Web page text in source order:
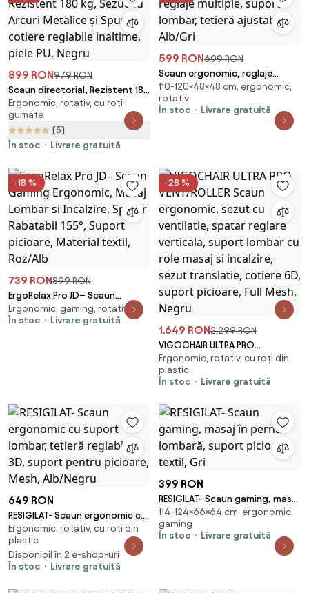
899 RON979 RON
Scaun directorial, Rezistent 180
kg, Sezut cu Arcuri Metalice și
Spumă, cotiere reglabile
inaltime, piele PU, Negru
Ergonomic, rotativ, cu roți
gumate
(5)
În stoc
Livrare gratuită
599 RON699 RON
Scaun ergonomic, reglaje
multiple, suport lombar, tetieră
ajustabilă, Alb/Gri
110-120×48×48 cm, ergonomic,
rotativ
În stoc
Livrare gratuită
-18 %
739 RON899 RON
ErgoRelax Pro JD– Scaun
Gaming Ergonomic, Masaj
Lombar si Incalzire, Spătar
Ergonomic, gaming, rotativ
În stoc
Livrare gratuită
-28 %
1.649 RON2.299 RON
VIGOCHAIR ULTRA PRO
VENT/ROLLER Scaun ergonomic,
sezut cu ventilatie, spatar
reglare verticala, suport
incalzire, sezut translatie,
cotiere 6D, suport picioare, Full
Mesh, Negru
Ergonomic, rotativ, cu roți din
plastic
În stoc
Livrare gratuită
649 RON
RESIGILAT- Scaun ergonomic cu
suport lombar, tetieră reglabilă
3D, suport pentru picioare,
Mesh, Alb/Negru
Ergonomic, rotativ, cu roți din
plastic
Disponibil în 2 e-shop-uri
În stoc
Livrare gratuită
399 RON
RESIGILAT- Scaun gaming, masaj
în perna lombară, suport
picioare, textil, Gri
114-124×66×64 cm, ergonomic,
gaming
În stoc
Livrare gratuită